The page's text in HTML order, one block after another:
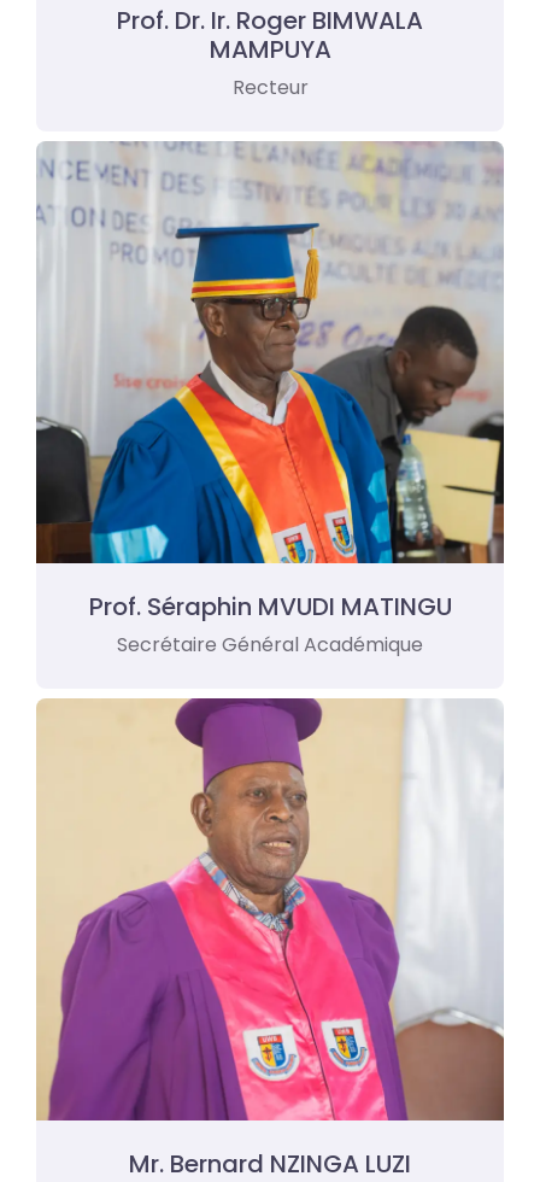
Prof. Dr. Ir. Roger BIMWALA
MAMPUYA
Recteur
Prof. Séraphin MVUDI MATINGU
Secrétaire Général Académique
Mr. Bernard NZINGA LUZI